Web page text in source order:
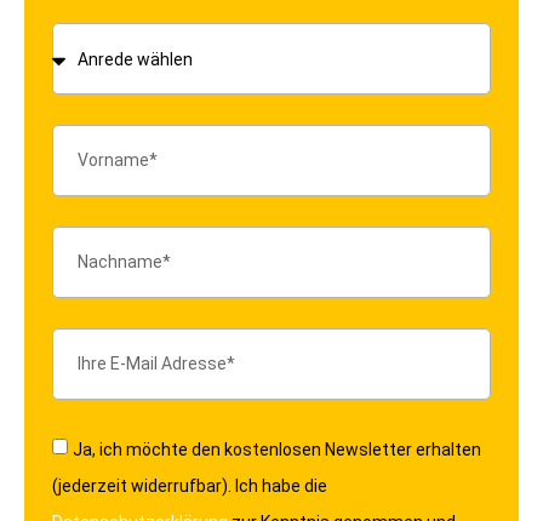
Ja, ich möchte den kostenlosen Newsletter erhalten
(jederzeit widerrufbar). Ich habe die